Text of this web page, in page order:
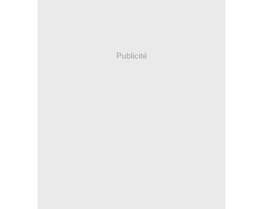
Publicité